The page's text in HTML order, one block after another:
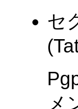
セ
メ